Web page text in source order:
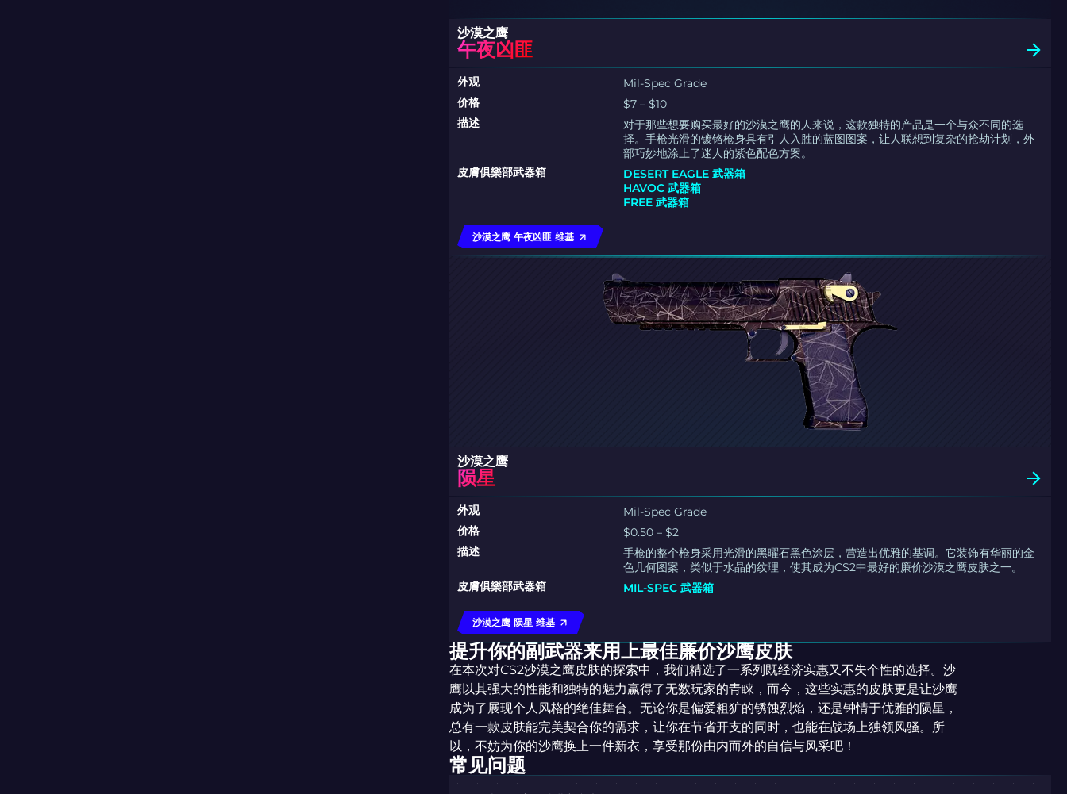
沙漠之鹰
午夜凶匪
外观
Mil-Spec Grade
价格
$7 – $10
描述
对于那些想要购买最好的沙漠之鹰的人来说，这款独特的产品是一个与众不同的选
择。手枪光滑的镀铬枪身具有引人入胜的蓝图图案，让人联想到复杂的抢劫计划，外
部巧妙地涂上了迷人的紫色配色方案。
皮膚俱樂部武器箱
DESERT EAGLE 武器箱
HAVOC 武器箱
FREE 武器箱
沙漠之鹰 午夜凶匪 维基
沙漠之鹰
陨星
外观
Mil-Spec Grade
价格
$0.50 – $2
描述
手枪的整个枪身采用光滑的黑曜石黑色涂层，营造出优雅的基调。它装饰有华丽的金
色几何图案，类似于水晶的纹理，使其成为CS2中最好的廉价沙漠之鹰皮肤之一。
皮膚俱樂部武器箱
MIL-SPEC 武器箱
沙漠之鹰 陨星 维基
提升你的副武器来用上最佳廉价沙鹰皮肤
在本次对CS2沙漠之鹰皮肤的探索中，我们精选了一系列既经济实惠又不失个性的选择。沙
鹰以其强大的性能和独特的魅力赢得了无数玩家的青睐，而今，这些实惠的皮肤更是让沙鹰
成为了展现个人风格的绝佳舞台。无论你是偏爱粗犷的锈蚀烈焰，还是钟情于优雅的陨星，
总有一款皮肤能完美契合你的需求，让你在节省开支的同时，也能在战场上独领风骚。所
以，不妨为你的沙鹰换上一件新衣，享受那份由内而外的自信与风采吧！
常见问题